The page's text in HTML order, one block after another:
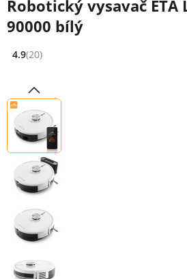
Robotický vysavač ETA
90000 bílý
Hodnocení: 4.9 z 5 (20 recenzí)
4.9(20)